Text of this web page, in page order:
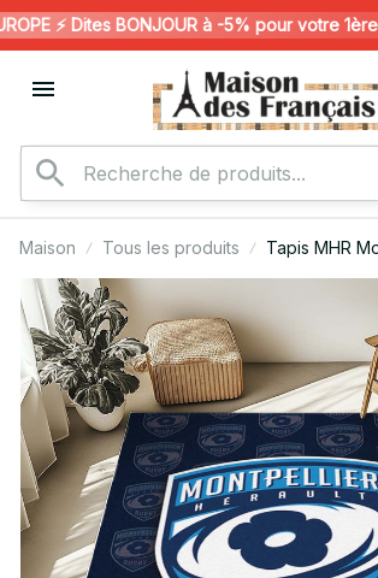
⚡️ Dites BONJOUR à -5% pour votre 1ère
Maison Tous les produits
Tapis MHR
Rugby Club 12